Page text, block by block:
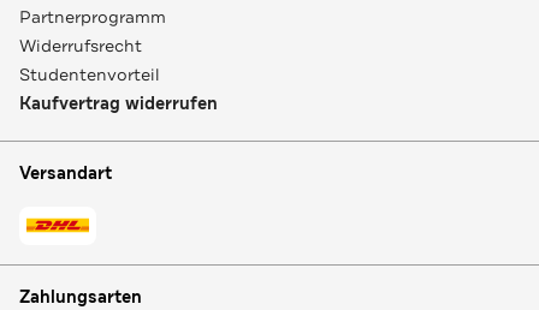
Partnerprogramm
Widerrufsrecht
Studentenvorteil
Kaufvertrag widerrufen
Versandart
Zahlungsarten